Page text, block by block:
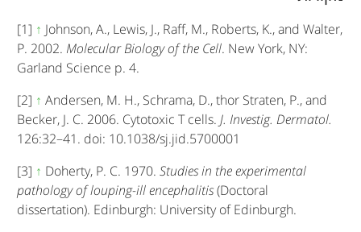
[1] ↑ Johnson, A., Lewis, J., Raff, M., Roberts, K., and Walter,
P. 2002.Molecular Biology of the Cell. New York, NY:
Garland Science p. 4.
[2] ↑ Andersen, M. H., Schrama, D., thor Straten, P., and
Becker, J. C. 2006. Cytotoxic T cells.J. Investig. Dermatol.
126:32–41. doi: 10.1038/sj.jid.5700001
[3] ↑ Doherty, P. C. 1970.Studies in the experimental
pathology of louping-ill encephalitis(Doctoral
dissertation). Edinburgh: University of Edinburgh.